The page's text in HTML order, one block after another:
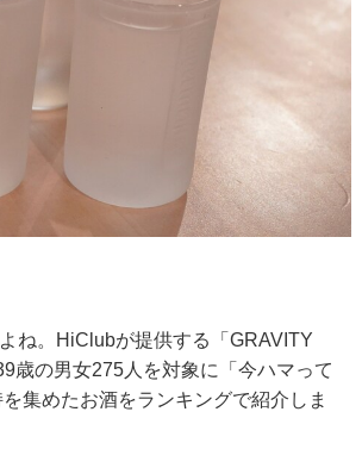
ね。HiClubが提供する「GRAVITY
歳の男女275人を対象に「今ハマって
集めたお酒をランキングで紹介しま